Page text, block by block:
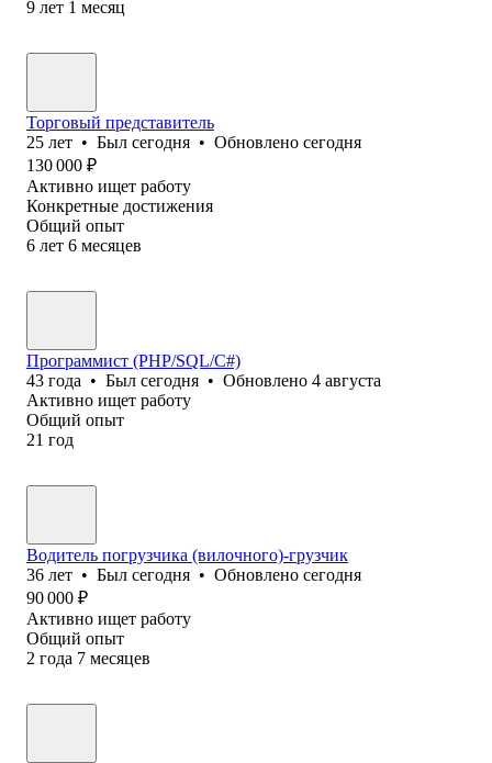
9 лет 1 месяц
Торговый представитель
25 лет • Был сегодня • Обновлено сегодня
130 000 ₽
Активно ищет работу
Конкретные достижения
Общий опыт
6 лет 6 месяцев
Программист (PHP/SQL/C#)
43 года • Был сегодня • Обновлено 4 августа
Активно ищет работу
Общий опыт
21 год
Водитель погрузчика (вилочного)-грузчик
36 лет • Был сегодня • Обновлено сегодня
90 000 ₽
Активно ищет работу
Общий опыт
2 года 7 месяцев